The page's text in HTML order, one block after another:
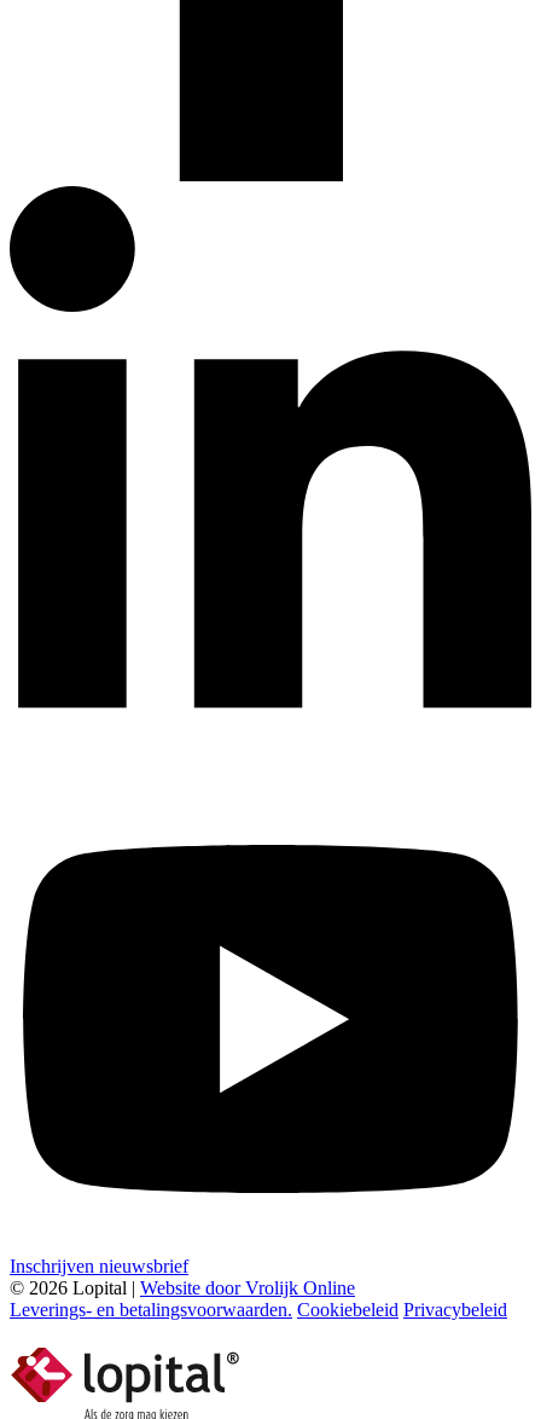
Inschrijven nieuwsbrief
© 2026 Lopital | Website door Vrolijk Online
Leverings- en betalingsvoorwaarden. Cookiebeleid Privacybeleid